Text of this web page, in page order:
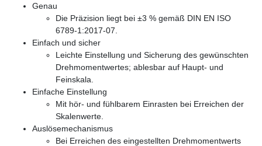
Genau
Die Präzision liegt bei ±3 % gemäß DIN EN ISO
6789-1:2017-07.
Einfach und sicher
Leichte Einstellung und Sicherung des gewünschten
Drehmomentwertes; ablesbar auf Haupt- und
Feinskala.
Einfache Einstellung
Mit hör- und fühlbarem Einrasten bei Erreichen der
Skalenwerte.
Auslösemechanismus
Bei Erreichen des eingestellten Drehmomentwerts